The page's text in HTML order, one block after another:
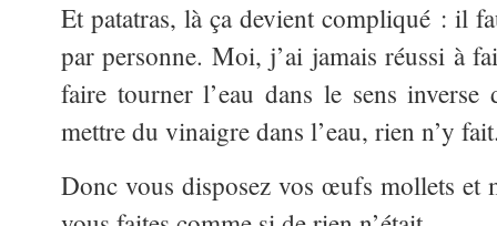
Et patatras, là ça devient compliqué : il
par personne. Moi, j’ai jamais réussi à
faire tourner l’eau dans le sens inverse
mettre du vinaigre dans l’eau, rien n’y
Donc vous disposez vos œufs mollets et